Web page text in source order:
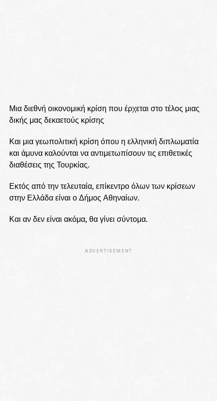
Μια διεθνή οικονομική κρίση που έρχεται στο τέλος μιας
δικής μας δεκαετούς κρίσης
Και μια γεωπολιτική κρίση όπου η ελληνική διπλωματία
και άμυνα καλούνται να αντιμετωπίσουν τις επιθετικές
διαθέσεις της Τουρκίας.
Εκτός από την τελευταία, επίκεντρο όλων των κρίσεων
στην Ελλάδα είναι ο Δήμος Αθηναίων.
Και αν δεν είναι ακόμα, θα γίνει σύντομα.
ADVERTISEMENT